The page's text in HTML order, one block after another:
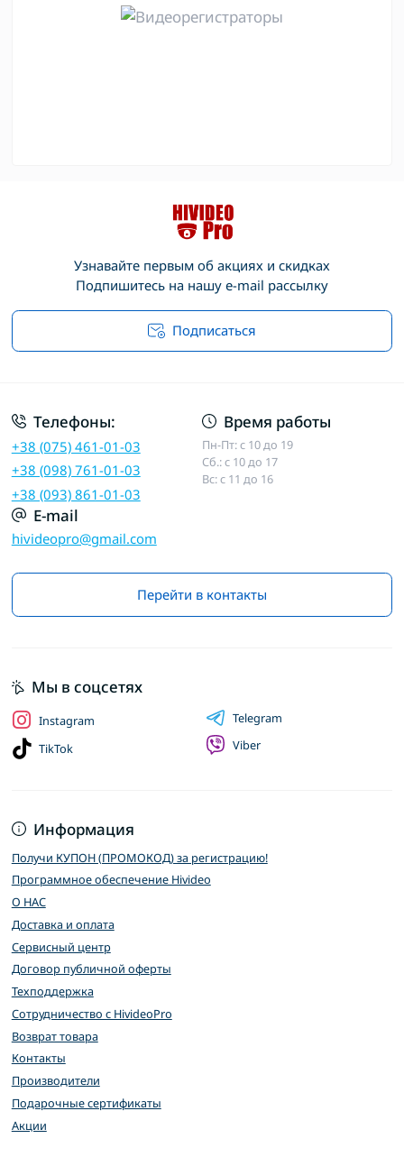
Узнавайте первым об акциях и скидках
Подпишитесь на нашу e-mail рассылку
Подписаться
Телефоны:
+38 (075) 461-01-03
+38 (098) 761-01-03
+38 (093) 861-01-03
Время работы
Пн-Пт: с 10 до 19
Сб.: с 10 до 17
Вс: с 11 до 16
E-mail
hivideopro@gmail.com
Перейти в контакты
Информация
Получи КУПОН (ПРОМОКОД) за регистрацию!
Программное обеспечение Hivideo
О НАС
Доставка и оплата
Сервисный центр
Договор публичной оферты
Техподдержка
Сотрудничество с HivideoPro
Возврат товара
Контакты
Производители
Подарочные сертификаты
Акции
Мы в соцсетях
Instagram
TikTok
Telegram
Viber